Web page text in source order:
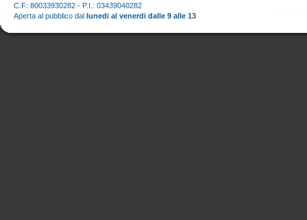
C.F: 80033930282 - P.I.: 03439040282
Aperta al pubblico dal lunedi al venerdi dalle 9 alle 13